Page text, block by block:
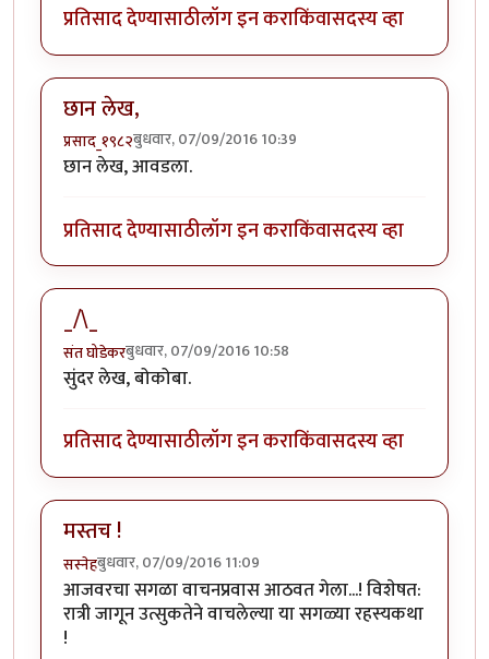
प्रतिसाद देण्यासाठीलॉग इन कराकिंवासदस्य व्हा
छान लेख,
प्रसाद_१९८२बुधवार, 07/09/2016 10:39
छान लेख, आवडला.
प्रतिसाद देण्यासाठीलॉग इन कराकिंवासदस्य व्हा
_/\_
संत घोडेकरबुधवार, 07/09/2016 10:58
सुंदर लेख, बोकोबा.
प्रतिसाद देण्यासाठीलॉग इन कराकिंवासदस्य व्हा
मस्तच !
सस्नेहबुधवार, 07/09/2016 11:09
आजवरचा सगळा वाचनप्रवास आठवत गेला...! विशेषत:
रात्री जागून उत्सुकतेने वाचलेल्या या सगळ्या रहस्यकथा
!